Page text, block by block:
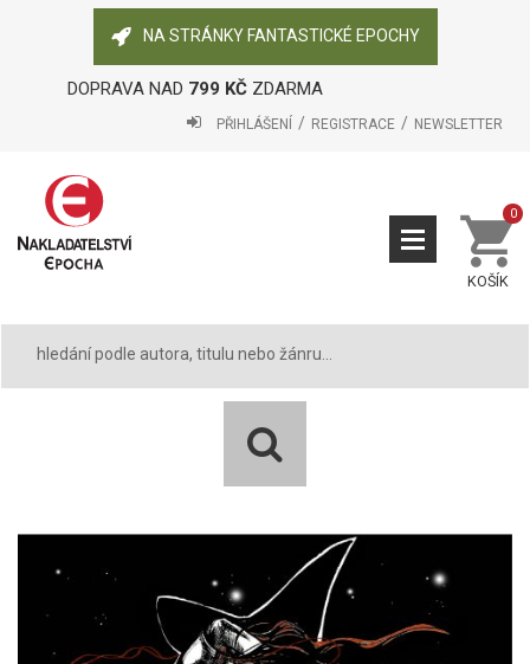
NA STRÁNKY FANTASTICKÉ EPOCHY
DOPRAVA NAD 799 KČZDARMA
PŘIHLÁŠENÍ REGISTRACE NEWSLETTER
KOŠÍK
0